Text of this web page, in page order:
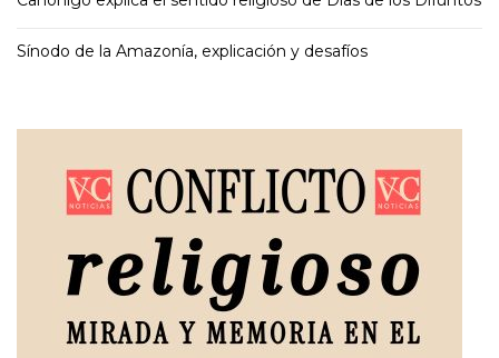
Sínodo de la Amazonía, explicación y desafíos